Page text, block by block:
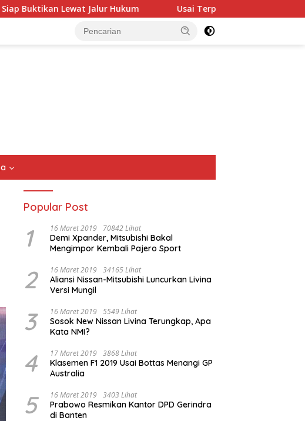
Jalur Hukum Usai Terpilih Aklamasi, Andie Dinialdie
Popular Post
1 16 Maret 2019 70842 Lihat
Demi Xpander, Mitsubishi Bakal
Mengimpor Kembali Pajero Sport
2 16 Maret 2019 34165 Lihat
Aliansi Nissan-Mitsubishi Luncurkan Livina
Versi Mungil
3 16 Maret 2019 5549 Lihat
Sosok New Nissan Livina Terungkap, Apa
Kata NMI?
4 17 Maret 2019 3868 Lihat
Klasemen F1 2019 Usai Bottas Menangi GP
Australia
5 16 Maret 2019 3403 Lihat
Prabowo Resmikan Kantor DPD Gerindra
di Banten